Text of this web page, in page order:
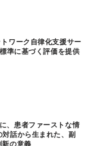
ワーク自律化支援サー
準に基づく評価を提供
、患者ファーストな情
話から生まれた、副
新の意義